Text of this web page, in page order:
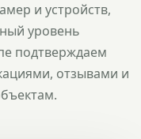
и устройств,
уровень
подтверждаем
отзывами и